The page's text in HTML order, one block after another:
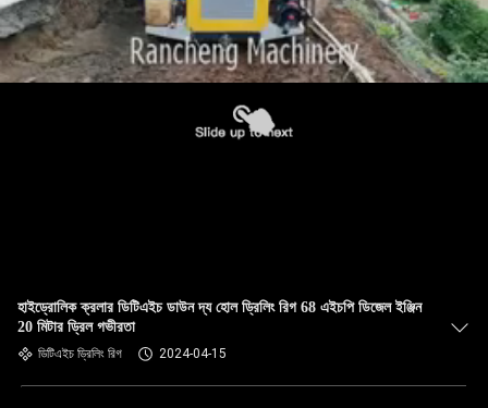
হাইড্রোলিক ক্রলার ডিটিএইচ ডাউন দ্য হোল ড্রিলিং রিগ 68 এইচপি ডিজেল ইঞ্জিন
20 মিটার ড্রিল গভীরতা
ডিটিএইচ ড্রিলিং রিগ 2024-04-15